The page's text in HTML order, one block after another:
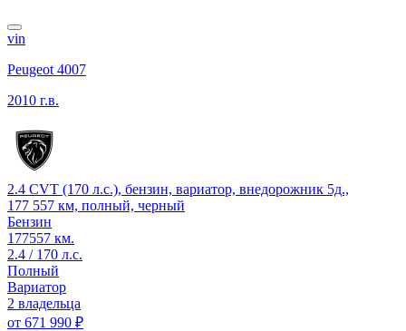
vin
Peugeot 4007
2010 г.в.
2.4 CVT (170 л.с.), бензин, вариатор, внедорожник 5д.,
177 557 км, полный, черный
Бензин
177557 км.
2.4 / 170 л.с.
Полный
Вариатор
2 владельца
от 671 990 ₽